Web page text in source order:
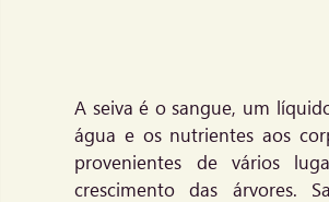
A seiva é o sangue, um
água e os nutrientes aos
provenientes de vários
crescimento das árvores.